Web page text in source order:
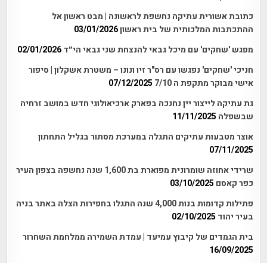
כתובת אשורית עתיקה נחשפת לראשונה | מבט ראשון אל
ההתכתבות המלכותית של בית ראשון03/01/2026
מפגש 'שחקים' עם מיכל גבאי להנצחת שני גבאי הי״ד 02/01/2026
חניכי 'שחקים' נפגשו עם רס"ר זיו ונונו – משטרת אשקלון | סיפור
אישי מבוקר מתקפת ה 7/10
07/12/2025
גת עתיקה לייצור יין נחנכה בפארק ארכיאולוגי חדש במושב זרחיה
שבשפלה 11/11/2025
אוצר מטבעות עתיקים התגלה במערכת מסתור בגליל התחתון
07/11/2025
שרידי אחוזה שומרונית מפוארת בת 1,600 שנה נחשפה בצפון העיר
כפר קאסם 03/10/2025
פתילות קדומות בנות 4,000 שנה התגלו בחפירות הצלה באתר בניה
בעיר יהוד 02/10/2025
בית הגמדים של קיבוץ עמיעד | עמדת השמירה ממלחמת השחרור
16/09/2025